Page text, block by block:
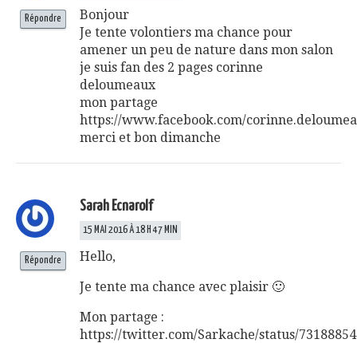
Bonjour
Je tente volontiers ma chance pour
amener un peu de nature dans mon salon
je suis fan des 2 pages corinne
deloumeaux
mon partage
https://www.facebook.com/
merci et bon dimanche
Répondre
Sarah Ecnarolf
15 MAI 2016 À 18 H 47 MIN
Hello,
Je tente ma chance avec plaisir 🙂
Mon partage :
https://twitter.com/Sarkache/status/
Répondre